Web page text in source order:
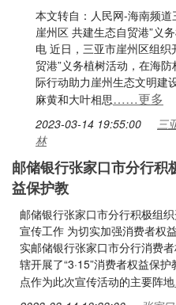
本文转自：人民网-海南频
崖州区 共建生态自贸港”义
电 近日，三亚市崖州区组织
贸港”义务植树活动，在海
际行动助力崖州生态文明建
麻黄和大叶相思……更多
2023-03-14 19:55:00
三
林
邮储银行张家口市分行积
益保护教
邮储银行张家口市分行积极组
宣传工作 为切实加强消费者权
实邮储银行张家口市分行消费
辖开展了“3·15”消费者权益保
点作为此次宣传活动的主要阵地